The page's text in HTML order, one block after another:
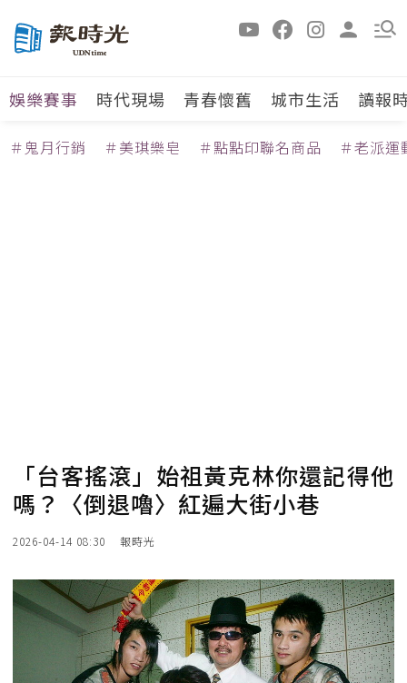
娛樂賽事 時代現場 青春懷舊 城市生活 讀報
＃鬼月行銷 ＃美琪樂皂 ＃點點印聯名商品 ＃老派運
「台客搖滾」始祖黃克林你還記得他
嗎？〈倒退嚕〉紅遍大街小巷
2026-04-14 08:30 報時光